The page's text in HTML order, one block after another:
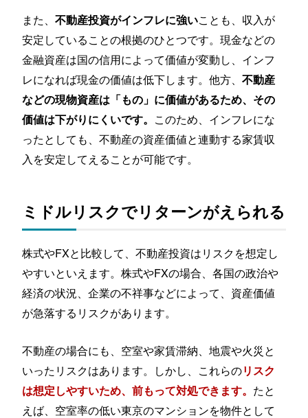
また、不動産投資がインフレに強いことも、収入が
安定していることの根拠のひとつです。現金などの
金融資産は国の信用によって価値が変動し、インフ
レになれば現金の価値は低下します。他方、不動産
などの現物資産は「もの」に価値があるため、その
価値は下がりにくいです。 このため、インフレにな
ったとしても、不動産の資産価値と連動する家賃収
入を安定してえることが可能です。
ミドルリスクでリターンがえられる
株式やFXと比較して、不動産投資はリスクを想定し
やすいといえます。株式やFXの場合、各国の政治や
経済の状況、企業の不祥事などによって、資産価値
が急落するリスクがあります。
不動産の場合にも、空室や家賃滞納、地震や火災と
いったリスクはあります。しかし、これらのリスク
は想定しやすいため、前もって対処できます。 たと
えば、空室率の低い東京のマンションを物件として